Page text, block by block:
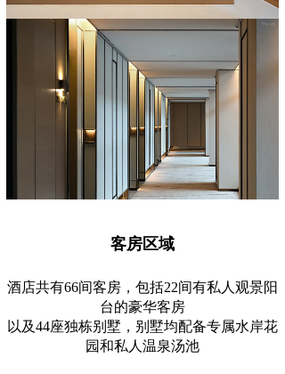
客房区域
酒店共有66间客房，包括22间有私人观景阳
台的豪华客房
以及44座独栋别墅，别墅均配备专属水岸花
园和私人温泉汤池